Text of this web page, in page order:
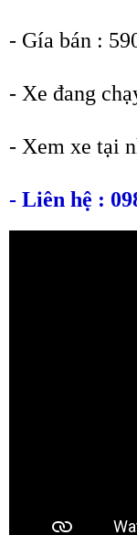
- Gía bán :
- Xe đang
- Xem xe tại
- Liên hệ :